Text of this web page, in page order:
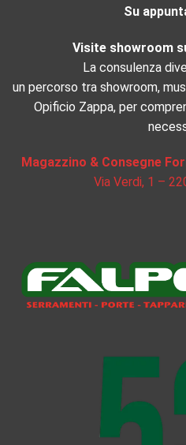
Su
Visite showroom
La consulenza
un percorso tra showroom,
Opificio Zappa, per
Magazzino & Consegne
Via Verdi, 1 –